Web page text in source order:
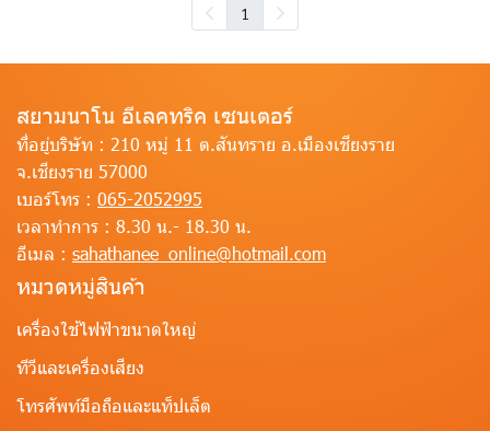
1
สยามนาโน อีเลคทริค เซนเตอร์
ที่อยู่บริษัท : 210 หมู่ 11 ต.สันทราย อ.เมืองเชียงราย
จ.เชียงราย 57000
เบอร์โทร : 065-2052995
เวลาทำการ : 8.30 น.- 18.30 น.
อีเมล : sahathanee_online@hotmail.com
หมวดหมู่สินค้า
เครื่องใช้ไฟฟ้าขนาดใหญ่
ทีวีและเครื่องเสียง
โทรศัพท์มือถือและแท็ปเล็ต